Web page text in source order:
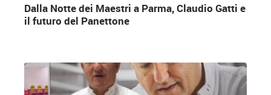
Dalla Notte dei Maestri a Parma, Claudio Gatti e
il futuro del Panettone